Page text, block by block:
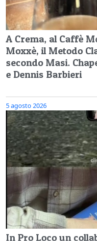
A Crema, al Caffè
Moxxè, il Metodo
secondo Masi.
e Dennis Barbieri
5 agosto 2026
In Pro Loco un